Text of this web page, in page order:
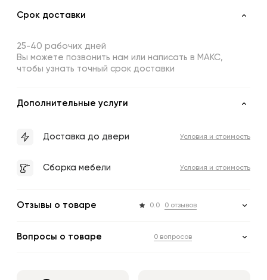
Срок доставки
25-40 рабочих дней
Вы можете позвонить нам или написать в МАКС,
чтобы узнать точный срок доставки
Дополнительные услуги
Доставка до двери Условия и стоимость
Сборка мебели Условия и стоимость
Отзывы о товаре 0.0 0 отзывов
Вопросы о товаре 0 вопросов